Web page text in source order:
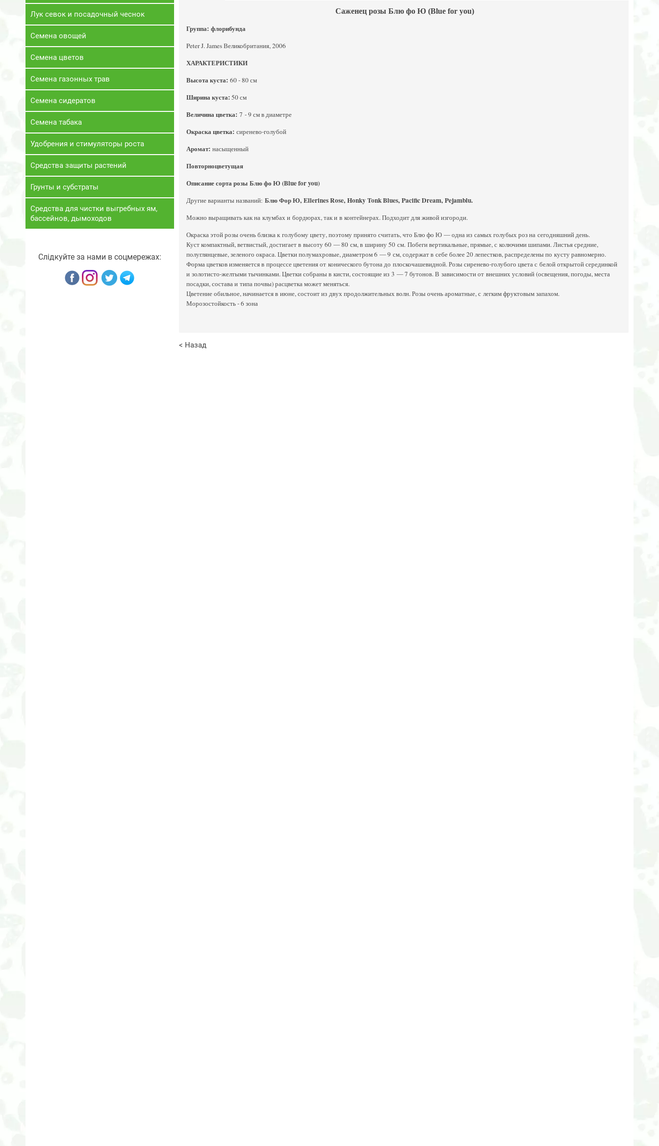
Лук севок и посадочный чеснок
Семена овощей
Семена цветов
Семена газонных трав
Семена сидератов
Семена табака
Удобрения и стимуляторы роста
Средства защиты растений
Грунты и субстраты
Средства для чистки выгребных ям,
бассейнов, дымоходов
Слідкуйте за нами в соцмережах:
Саженец розы Блю фо Ю (Blue for you)
Группа: флорибунда
Peter J. James Великобритания, 2006
ХАРАКТЕРИСТИКИ
Высота куста:60 - 80 см
Ширина куста:50 см
Величина цветка:7 - 9 см в диаметре
Окраска цветка:сиренево-голубой
Аромат:насыщенный
Повторноцветущая
Описание сорта розы Блю фо Ю (Blue for you)
Другие варианты названий: Блю Фор Ю, Ellerines Rose, Honky Tonk Blues, Pacific Dream, Pejamblu.
Можно выращивать как на клумбах и бордюрах, так и в контейнерах. Подходит для живой изгороди.
Окраска этой розы очень близка к голубому цвету, поэтому принято считать, что Блю фо Ю — одна из самых голубых роз на сегодняшний день.
Куст компактный, ветвистый, достигает в высоту 60 — 80 см, в ширину 50 см. Побеги вертикальные, прямые, с колючими шипами. Листья средние,
полуглянцевые, зеленого окраса. Цветки полумахровые, диаметром 6 — 9 см, содержат в себе более 20 лепестков, распределены по кусту равномерно.
Форма цветков изменяется в процессе цветения от конического бутона до плоскочашевидной. Розы сиренево-голубого цвета с белой открытой серединкой
и золотисто-желтыми тычинками. Цветки собраны в кисти, состоящие из 3 — 7 бутонов. В зависимости от внешних условий (освещения, погоды, места
посадки, состава и типа почвы) расцветка может меняться.
Цветение обильное, начинается в июне, состоит из двух продолжительных волн. Розы очень ароматные, с легким фруктовым запахом.
Морозостойкость - 6 зона
< Назад